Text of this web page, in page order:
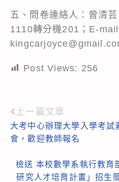
五、問卷連絡人：曾清
1110轉分機201；E-mail
Post Views: 256
Read
more
上一篇文章
大考中心辦理大學入學考試
會，歡迎教師報名
檢送 本校數學系執行教育
研究人才培育計畫」招生